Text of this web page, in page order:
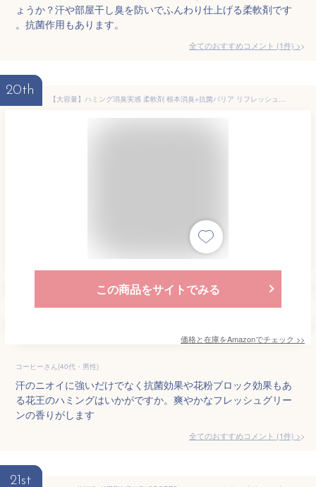
ょうか？汗や部屋干し臭を防いでふんわり仕上げる柔軟剤です
。抗菌作用もあります。
全てのおすすめコメント (1件) >
20th
【大容量】ハミング消臭実感 柔軟剤 根本消臭+抗菌バリア リフレッシュグリーンの香り 詰替え用 1400ml
この商品をサイトでみる
価格と在庫をAmazonでチェック >>
コーヒーさん(40代・男性)
汗のニオイに強いだけでなく抗菌効果や花粉ブロック効果もあ
る花王のハミングはいかがですか。爽やかなフレッシュグリー
ンの香りがします
全てのおすすめコメント (1件) >
21st